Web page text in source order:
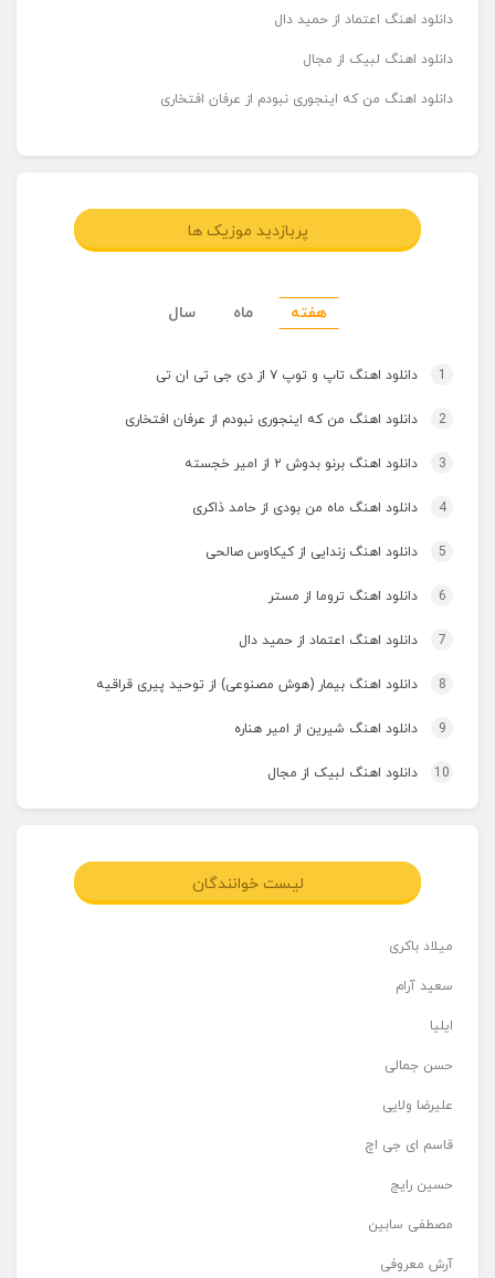
دانلود اهنگ اعتماد از حمید دال
دانلود اهنگ لبیک از مجال
دانلود اهنگ من که اینجوری نبودم از عرفان افتخاری
پربازدید موزیک ها
هفته ماه سال
1 دانلود اهنگ تاپ و توپ ۷ از دی جی تی ان تی
2 دانلود اهنگ من که اینجوری نبودم از عرفان افتخاری
3 دانلود اهنگ برنو بدوش ۲ از امیر خجسته
4 دانلود اهنگ ماه من بودی از حامد ذاکری
5 دانلود اهنگ زندایی از کیکاوس صالحی
6 دانلود اهنگ تروما از مستر
7 دانلود اهنگ اعتماد از حمید دال
8 دانلود اهنگ بیمار (هوش مصنوعی) از توحید پیری قراقیه
9 دانلود اهنگ شیرین از امیر هناره
10 دانلود اهنگ لبیک از مجال
لیست خوانندگان
میلاد باکری
سعید آرام
ایلیا
حسن جمالی
علیرضا ولایی
قاسم ای جی اچ
حسین رایج
مصطفی سابین
آرش معروفی